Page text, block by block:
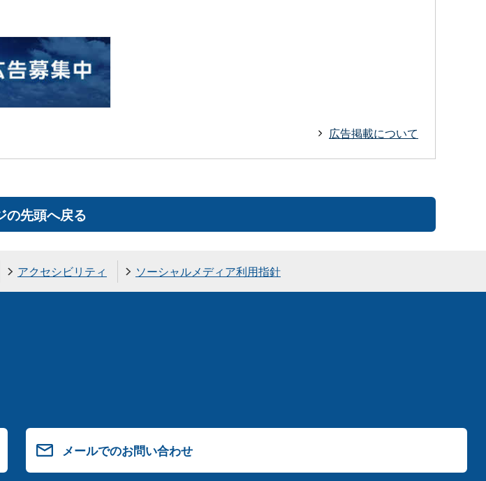
広告掲載について
の先頭へ戻る
アクセシビリティ ソーシャルメディア利用指針
メールでのお問い合わせ